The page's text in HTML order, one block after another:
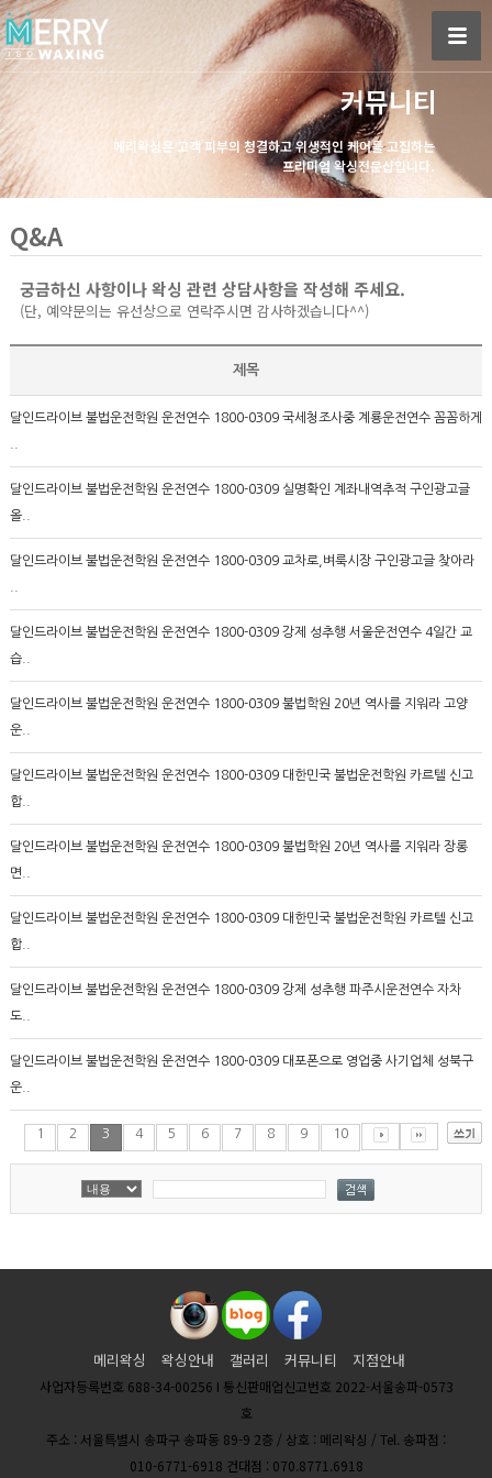
커뮤니티
메리왁싱은 고객 피부의 청결하고 위생적인 케어를 고집하는
프리미엄 왁싱전문샵입니다.
Q&A
궁금하신 사항이나 왁싱 관련 상담사항을 작성해 주세요.
(단, 예약문의는 유선상으로 연락주시면 감사하겠습니다^^)
제목
달인드라이브 불법운전학원 운전연수 1800-0309 국세청조사중 계룡운전연수 꼼꼼하게
달인드라이브 불법운전학원 운전연수 1800-0309 실명확인 계좌내역추적 구인광고글
올..
달인드라이브 불법운전학원 운전연수 1800-0309 교차로,벼룩시장 구인광고글 찾아라
달인드라이브 불법운전학원 운전연수 1800-0309 강제 성추행 서울운전연수 4일간 교
습..
달인드라이브 불법운전학원 운전연수 1800-0309 불법학원 20년 역사를 지워라 고양
운..
달인드라이브 불법운전학원 운전연수 1800-0309 대한민국 불법운전학원 카르텔 신고
합..
달인드라이브 불법운전학원 운전연수 1800-0309 불법학원 20년 역사를 지워라 장롱
면..
달인드라이브 불법운전학원 운전연수 1800-0309 대한민국 불법운전학원 카르텔 신고
합..
달인드라이브 불법운전학원 운전연수 1800-0309 강제 성추행 파주시운전연수 자차
도..
달인드라이브 불법운전학원 운전연수 1800-0309 대포폰으로 영업중 사기업체 성북구
운..
1 2 3 4 5 6 7 8 9 10
메리왁싱 왁싱안내 갤러리 커뮤니티 지점안내
사업자등록번호 688-34-00256 I 통신판매업신고번호 2022-서울송파-0573
호
주소 : 서울특별시 송파구 송파동 89-9 2층 / 상호 : 메리왁싱 / Tel. 송파점 :
010-6771-6918 건대점 : 070.8771.6918